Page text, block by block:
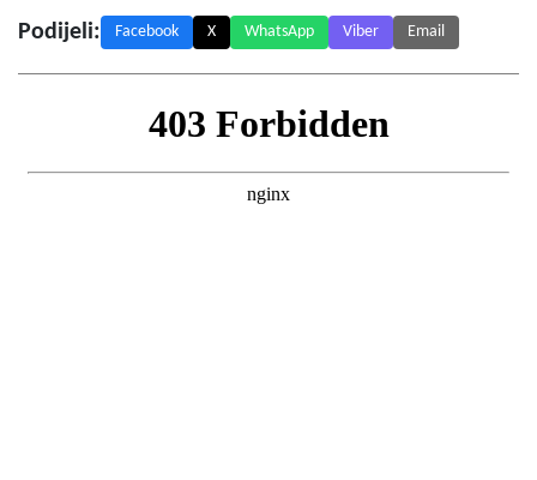
Podijeli: Facebook X WhatsApp Viber Email